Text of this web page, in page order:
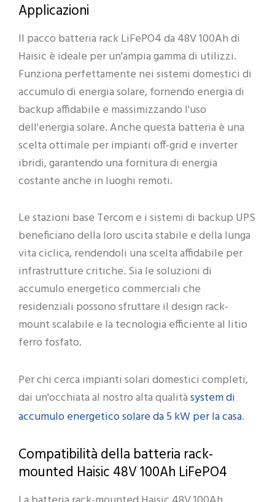
Applicazioni
Il pacco batteria rack LiFePO4 da 48V 100Ah di
Haisic è ideale per un'ampia gamma di utilizzi.
Funziona perfettamente nei sistemi domestici di
accumulo di energia solare, fornendo energia di
backup affidabile e massimizzando l'uso
dell'energia solare. Anche questa batteria è una
scelta ottimale per impianti off-grid e inverter
ibridi, garantendo una fornitura di energia
costante anche in luoghi remoti.
Le stazioni base Tercom e i sistemi di backup UPS
beneficiano della loro uscita stabile e della lunga
vita ciclica, rendendoli una scelta affidabile per
infrastrutture critiche. Sia le soluzioni di
accumulo energetico commerciali che
residenziali possono sfruttare il design rack-
mount scalabile e la tecnologia efficiente al litio
ferro fosfato.
Per chi cerca impianti solari domestici completi,
dai un'occhiata al nostro alta qualitàsystem di
accumulo energetico solare da 5 kW per la casa.
Compatibilità della batteria rack-
mounted Haisic 48V 100Ah LiFePO4